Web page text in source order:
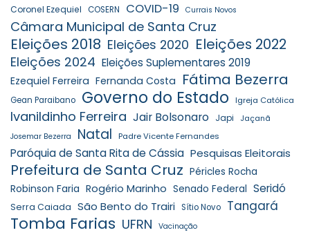
Coronel Ezequiel COSERN COVID-19 Currais Novos
Câmara Municipal de Santa Cruz
Eleições 2018 Eleições 2020 Eleições 2022
Eleições 2024 Eleições Suplementares 2019
Ezequiel Ferreira Fernanda Costa Fátima Bezerra
Gean Paraibano Governo do Estado Igreja Católica
Ivanildinho Ferreira Jair Bolsonaro Japi Jaçanã
Josemar Bezerra Natal Padre Vicente Fernandes
Paróquia de Santa Rita de Cássia Pesquisas Eleitorais
Prefeitura de Santa Cruz Péricles Rocha
Robinson Faria Rogério Marinho Senado Federal Seridó
Serra Caiada São Bento do Trairi Sítio Novo Tangará
Tomba Farias UFRN Vacinação